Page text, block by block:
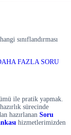
sınıflandırması
FAZLA SORU
ile pratik yapmak.
sürecinde
hazırlanan Soru
hizmetlerimizden